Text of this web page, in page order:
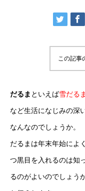
この記事
だるま といえば雪だるま
など生活になじみの深
なんなのでしょうか。
だるまは年末年始によ
つ黒目を入れるのは知
るのがよいのでしょう